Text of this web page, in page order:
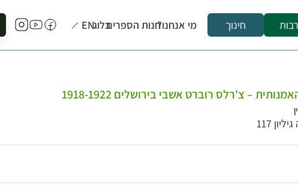
חינוך מי אנחנו?חנות הספריםבלוגEN
– צ'רלס רוברט אשבי בירושלים 1918-1922
117